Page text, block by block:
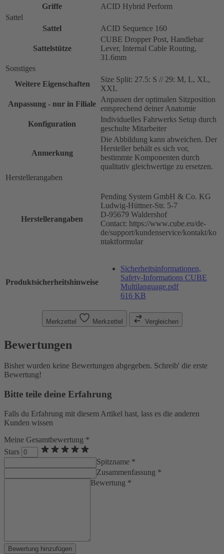
Griffe
ACID Hybrid Perform
Sattel
Sattel
ACID Sequence 160
Sattelstütze
CUBE Dropper Post, Handlebar
Lever, Internal Cable Routing,
31.6mm
Sonstiges
Weitere Eigenschaften
Size Split: 27.5: S // 29: M, L, XL,
XXL
Anpassung - nur in Filiale
Anpassen der optimalen Sitzposition
entsprechend deiner Anatomie
Konfiguration
Individuelles Fahrwerks Setup durch
geschulte Mitarbeiter
Anmerkung
Die Abbildung kann abweichen. Der
Hersteller behält es sich vor,
bestimmte Komponenten durch
qualitativ gleichwertige zu ersetzen.
Herstellerangaben
Herstellerangaben
Pending System GmbH & Co. KG
Ludwig-Hüttner-Str. 5-7
D-95679 Waldershof
Contact: https://www.cube.eu/de-
de/support/kundenservice/kontakt/ko
ntaktformular
Produktsicherheitshinweise
Sicherheitsinformationen,
Safety-Informations CUBE
Multilanguage.pdf
616 KB
Merkzettel Merkzettel Vergleichen
Bewertungen
Bisher wurden keine Bewertungen abgegeben. Schreib' die erste
Bewertung!
Bitte teile deine Erfahrung
Falls du Erfahrung mit diesem Artikel hast, lass es die anderen
Kunden wissen
Meine Gesamtbewertung *
Stars
Spitzname *
Zusammenfassung *
Bewertung *
Bewertung hinzufügen